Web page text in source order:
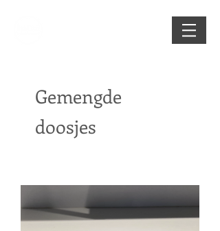
Gemengde
doosjes